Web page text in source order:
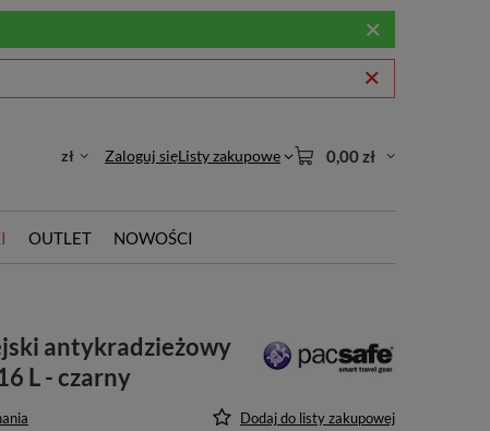
zł Zaloguj sięListy zakupowe 0,00 zł
OUTLET NOWOŚCI
antykradzieżowy
L - czarny
Dodaj do listy zakupowej